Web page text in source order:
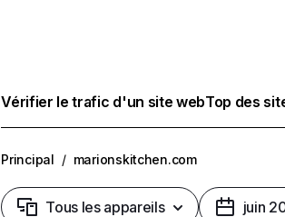
Vérifier le trafic d'un site webTop des
Principal / marionskitchen.com
Tous les appareils juin